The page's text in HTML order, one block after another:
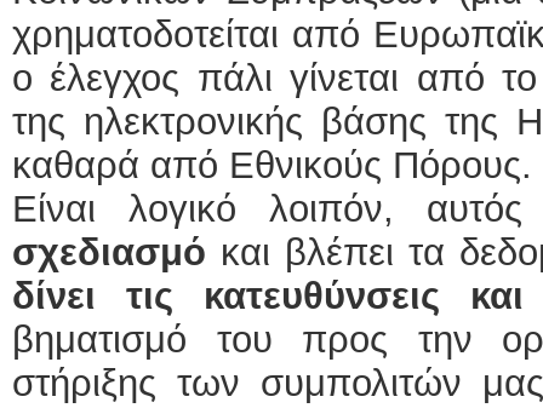
χρηματοδοτείται από
ο έλεγχος πάλι γίνεται από
της ηλεκτρονικής βάσης της
καθαρά από Εθνικούς Πόρους.
Είναι λογικό λοιπόν,
σχεδιασμό και βλέπει τα
δίνει τις κατευθύνσεις
βηματισμό του προς την
στήριξης των συμπολιτών